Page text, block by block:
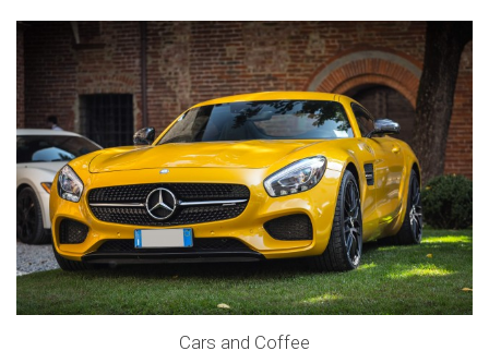
Cars and Coffee